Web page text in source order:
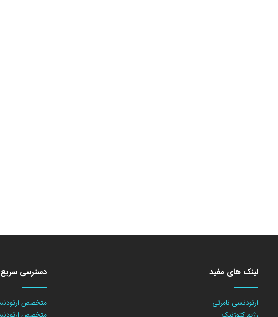
لینک های مفید
ارتودنسی نامرئی
رژیم کتوژنیک
دسترسی سریع
متخصص
متخصص